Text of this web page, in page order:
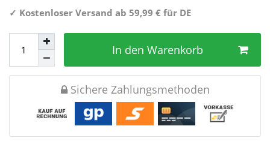
✓ Kostenloser Versand ab 59,99 € für DE
In den Warenkorb
Sichere Zahlungsmethoden